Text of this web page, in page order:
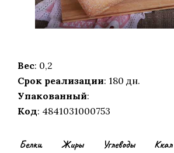
Вес: 0,2
Срок реализации: 180 дн.
Упакованный:
Код: 4841031000753
Белки Жиры Углеводы Ккал